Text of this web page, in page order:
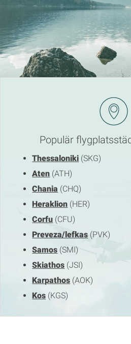
Populär
Thessaloniki (SKG)
Aten (ATH)
Chania (CHQ)
Heraklion (HER)
Corfu (CFU)
Preveza/lefkas (PVK)
Samos (SMI)
Skiathos (JSI)
Karpathos (AOK)
Kos (KGS)